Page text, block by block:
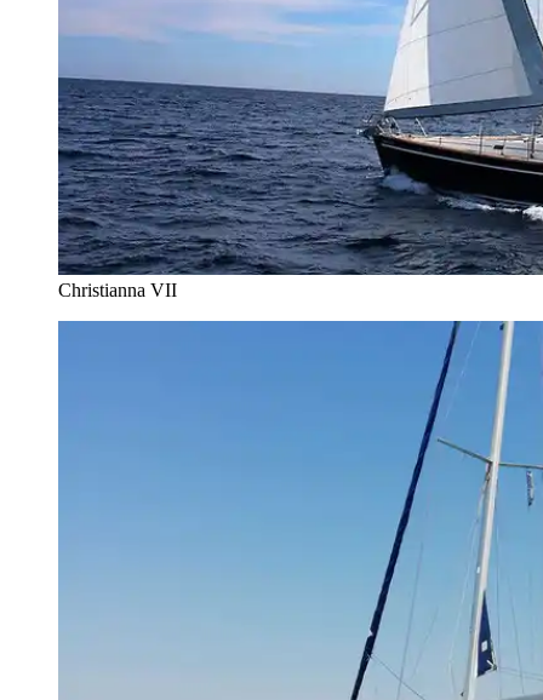
Christianna VII